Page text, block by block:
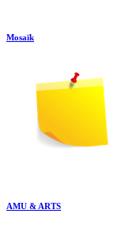
Mosaïk
AMU & ARTS